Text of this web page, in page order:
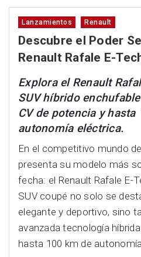
Lanzamientos Renault
Descubre el Poder
Renault Rafale E-
Explora el Renault
SUV híbrido
CV de potencia y hasta
autonomía eléctrica.
En el competitivo mundo
presenta su modelo más
fecha: el Renault Rafale E-
SUV coupé no solo se
elegante y deportivo, sino
avanzada tecnología
hasta 100 km de